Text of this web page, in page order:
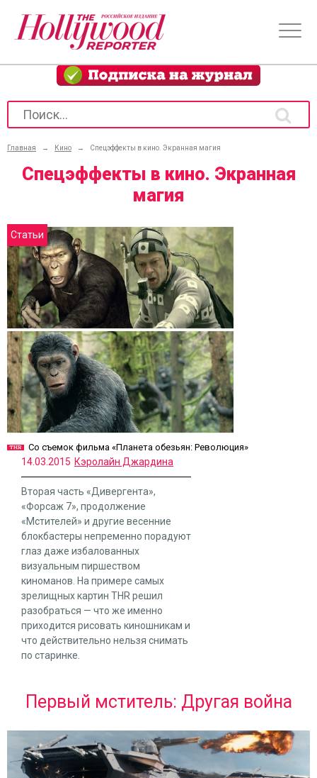
Главная → Кино → Спецэффекты в кино. Экранная магия
Спецэффекты в кино. Экранная
магия
Статьи
Со съемок фильма «Планета обезьян: Революция»
14.03.2015 Кэролайн Джардина
Вторая часть «Дивергента»,
«Форсаж 7», продолжение
«Мстителей» и другие весенние
блокбастеры непременно порадуют
глаз даже избалованных
визуальным пиршеством
киноманов. На примере самых
зрелищных картин ТHR решил
разобраться — что же именно
приходится рисовать киношникам и
что действительно нельзя снимать
по старинке.
Первый мститель: Другая война